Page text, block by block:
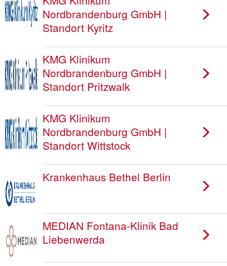
Nordbrandenburg GmbH |
Standort Kyritz
KMG Klinikum
Nordbrandenburg GmbH |
Standort Pritzwalk
KMG Klinikum
Nordbrandenburg GmbH |
Standort Wittstock
Krankenhaus Bethel Berlin
MEDIAN Fontana-Klinik Bad
Liebenwerda